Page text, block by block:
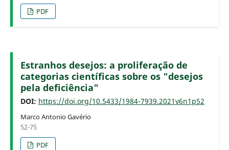
PDF
Estranhos desejos: a proliferação de
categorias científicas sobre os "desejos
pela deficiência"
DOI: https://doi.org/10.5433/1984-7939.2021v6n1p52
Marco Antonio Gavério
52-75
PDF